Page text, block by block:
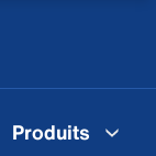
Produits